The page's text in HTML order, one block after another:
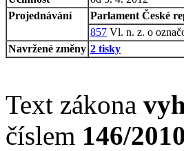
Projednávání
Parlament České
857 Vl. n. z. o
Navržené změny 2 tisky
Text zákona
číslem 146/2010